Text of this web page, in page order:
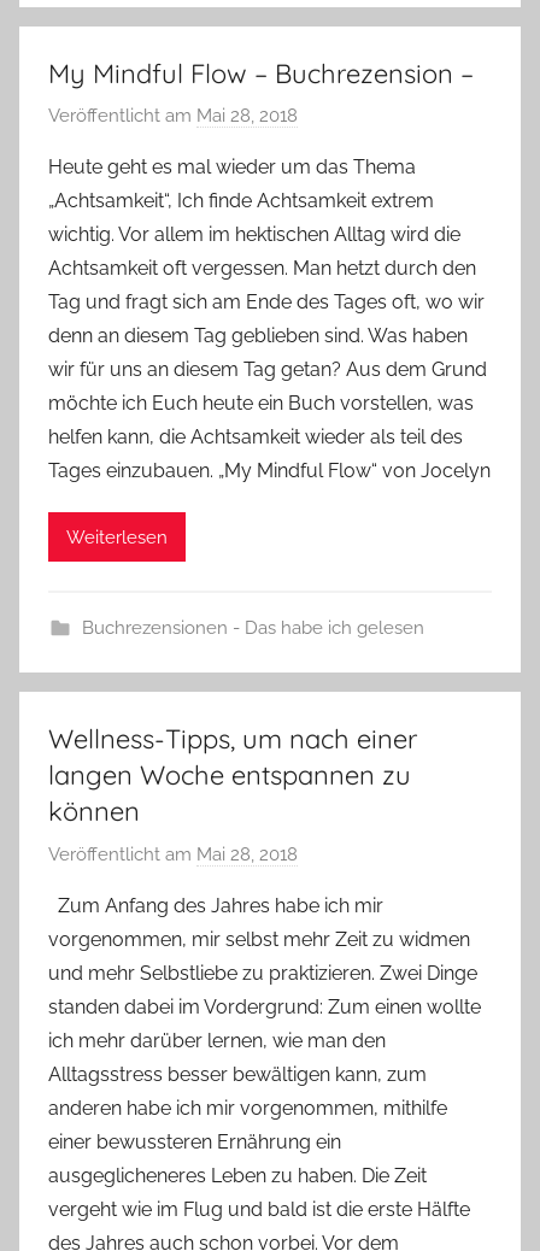
My Mindful Flow – Buchrezension –
Veröffentlicht am Mai 28, 2018
n
Y
v
o
n
n
e
Heute geht es mal wieder um das Thema
„Achtsamkeit“, Ich finde Achtsamkeit extrem
wichtig. Vor allem im hektischen Alltag wird die
Achtsamkeit oft vergessen. Man hetzt durch den
Tag und fragt sich am Ende des Tages oft, wo wir
denn an diesem Tag geblieben sind. Was haben
wir für uns an diesem Tag getan? Aus dem Grund
möchte ich Euch heute ein Buch vorstellen, was
helfen kann, die Achtsamkeit wieder als teil des
Tages einzubauen. „My Mindful Flow“ von Jocelyn
Weiterlesen
Buchrezensionen - Das habe ich gelesen
Wellness-Tipps, um nach einer
langen Woche entspannen zu
können
Veröffentlicht am Mai 28, 2018
n
Y
v
o
n
n
e
Zum Anfang des Jahres habe ich mir
vorgenommen, mir selbst mehr Zeit zu widmen
und mehr Selbstliebe zu praktizieren. Zwei Dinge
standen dabei im Vordergrund: Zum einen wollte
ich mehr darüber lernen, wie man den
Alltagsstress besser bewältigen kann, zum
anderen habe ich mir vorgenommen, mithilfe
einer bewussteren Ernährung ein
ausgeglicheneres Leben zu haben. Die Zeit
vergeht wie im Flug und bald ist die erste Hälfte
des Jahres auch schon vorbei. Vor dem